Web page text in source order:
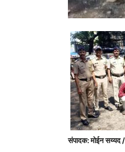
संपादक: मोईन सय्यद /